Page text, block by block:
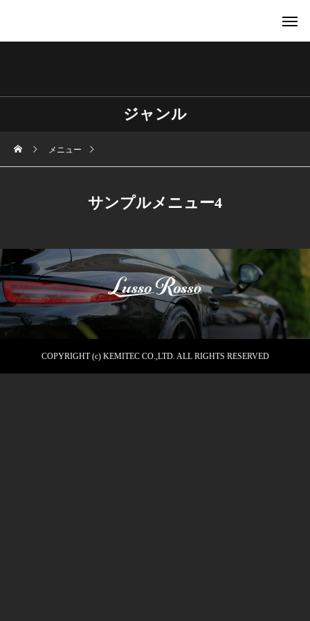
ジャンル
メニュー
サンプルメニュー4
COPYRIGHT (c) KEMITEC CO.,LTD. ALL RIGHTS RESERVED